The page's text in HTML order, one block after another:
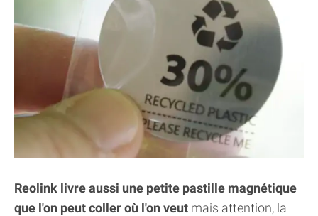
Reolink livre aussi une petite pastille magnétique
que l'on peut coller où l'on veut mais attention, la